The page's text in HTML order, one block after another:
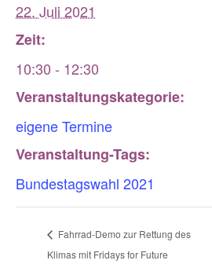
22. Juli 2021
Zeit:
10:30 - 12:30
Veranstaltungskategorie:
eigene Termine
Veranstaltung-Tags:
Bundestagswahl 2021
Fahrrad-Demo zur Rettung des
Klimas mit Fridays for Future